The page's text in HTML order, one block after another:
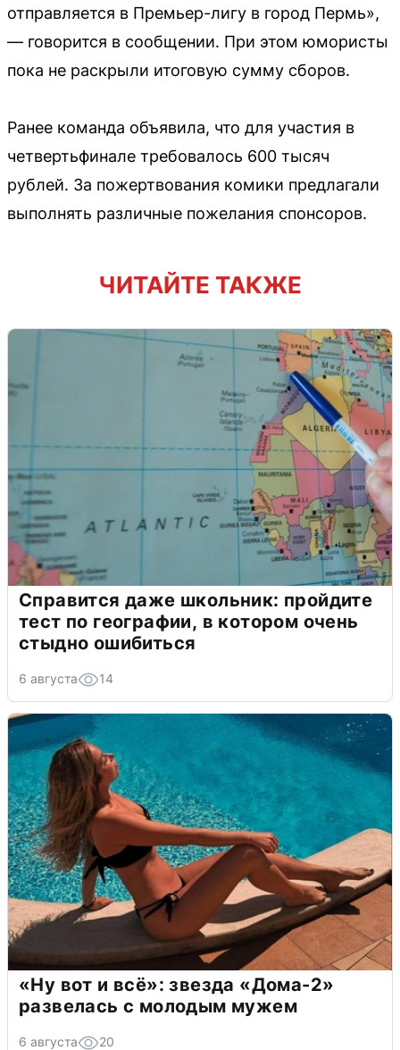
отправляется в Премьер-лигу в город Пермь»,
— говорится в сообщении. При этом юмористы
пока не раскрыли итоговую сумму сборов.
Ранее команда объявила, что для участия в
четвертьфинале требовалось 600 тысяч
рублей. За пожертвования комики предлагали
выполнять различные пожелания спонсоров.
ЧИТАЙТЕ ТАКЖЕ
Справится даже школьник: пройдите
тест по географии, в котором очень
стыдно ошибиться
6 августа 14
«Ну вот и всё»: звезда «Дома-2»
развелась с молодым мужем
6 августа 20